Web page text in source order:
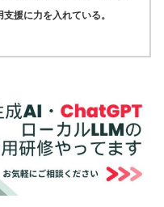
援に力を入れている。